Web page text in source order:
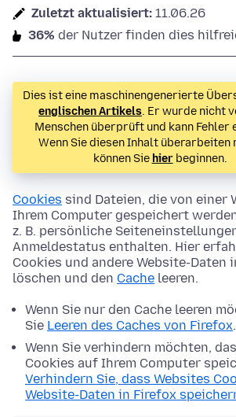
Zuletzt aktualisiert: 11.06.26
36% der Nutzer finden dies
Dies ist eine maschinengenerierte
englischen Artikels. Er wurde nicht
Menschen überprüft und kann Fehler
Wenn Sie diesen Inhalt überarbeiten
können Sie hierbeginnen.
Cookies sind Dateien, die von einer
Ihrem Computer gespeichert
z. B. persönliche
Anmeldestatus enthalten. Hier
Cookies und andere Website-Daten
löschen und den Cache leeren.
Wenn Sie nur den Cache leeren
Sie Leeren des Caches von Firefox.
Wenn Sie verhindern möchten,
Cookies auf Ihrem Computer
Verhindern Sie, dass Websites
Website-Daten in Firefox